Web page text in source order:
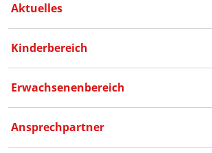
Aktuelles
Kinderbereich
Erwachsenenbereich
Ansprechpartner